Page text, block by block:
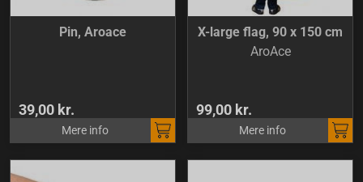
Pin, Aroace
39,00 kr.
Mere info
X-large flag, 90 x 150 cm
AroAce
99,00 kr.
Mere info